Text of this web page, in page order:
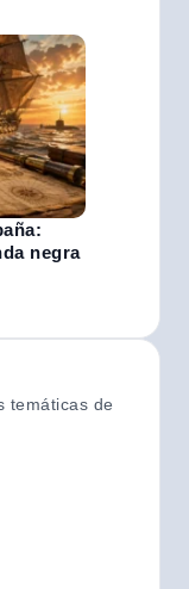
negra
temáticas de